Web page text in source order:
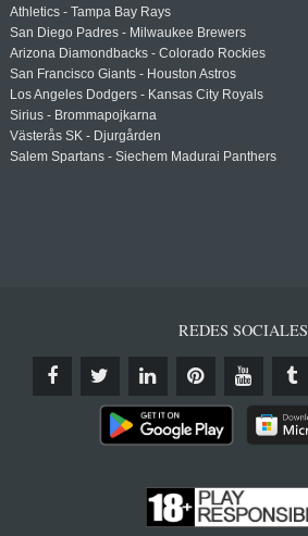
Athletics - Tampa Bay Rays
San Diego Padres - Milwaukee Brewers
Arizona Diamondbacks - Colorado Rockies
San Francisco Giants - Houston Astros
Los Angeles Dodgers - Kansas City Royals
Sirius - Brommapojkarna
Västerås SK - Djurgården
Salem Spartans - Siechem Madurai Panthers
REDES SOCIALES